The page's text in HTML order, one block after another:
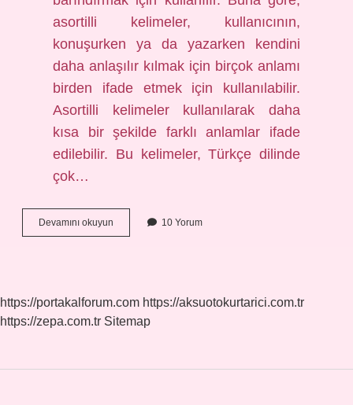
asortilli kelimeler, kullanıcının,
konuşurken ya da yazarken kendini
daha anlaşılır kılmak için birçok anlamı
birden ifade etmek için kullanılabilir.
Asortilli kelimeler kullanılarak daha
kısa bir şekilde farklı anlamlar ifade
edilebilir. Bu kelimeler, Türkçe dilinde
çok…
Devamını okuyun
ne
10 Yorum
https://portakalforum.com https://aksuotokurtarici.com.tr
https://zepa.com.tr Sitemap